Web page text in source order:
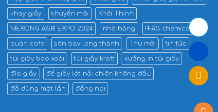
khay giấy khuyến mãi Khôi Thịnh
MEKONG AGRI EXPO 2024 nhà hàng PFAS chemicals
quán cafe sân bay long thành Thư mời tin tức
túi giấy bao xoài túi giấy kraft xưởng in túi giấy
đĩa giấy đế giấy lót nồi chiên không dầu
đồ dùng một lần đồng nai